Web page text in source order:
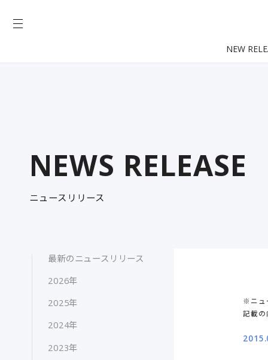
NEW
NEWS RELEASE
ニュースリリース
最新のニュースリリース
2026年
2025年
2024年
2023年
※ニュ
記載の